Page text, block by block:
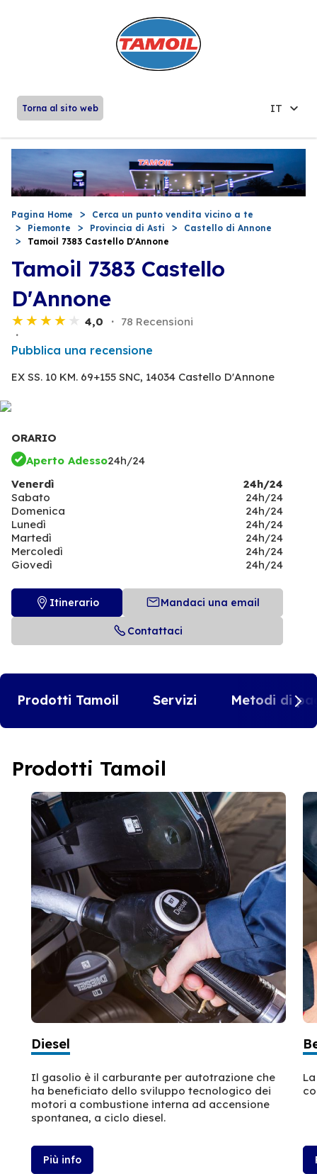
Torna al sito web IT
Pagina Home
Cerca un punto vendita vicino a te
Piemonte
Provincia di Asti
Castello di Annone
Tamoil 7383 Castello D'Annone
Tamoil 7383 Castello
D'Annone
4,0 78 Recensioni
Pubblica una recensione
EX SS. 10 KM. 69+155 SNC, 14034 Castello D'Annone
ORARIO
Aperto Adesso24h/24
Venerdì
24h/24
Sabato
24h/24
Domenica
24h/24
Lunedì
24h/24
Martedì
24h/24
Mercoledì
24h/24
Giovedì
24h/24
Itinerario Mandaci una email
Contattaci
Prodotti Tamoil Servizi Metodi di
Prodotti Tamoil
Diesel
Il gasolio è il carburante per autotrazione che
ha beneficiato dello sviluppo tecnologico dei
motori a combustione interna ad accensione
spontanea, a ciclo diesel.
Più info